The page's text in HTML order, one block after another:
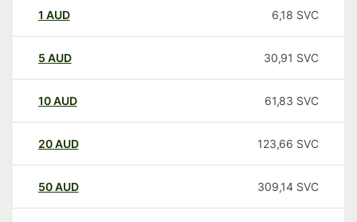
1 AUD 6,18 SVC
5 AUD 30,91 SVC
10AUD 61,83 SVC
20AUD 123,66 SVC
50AUD 309,14 SVC